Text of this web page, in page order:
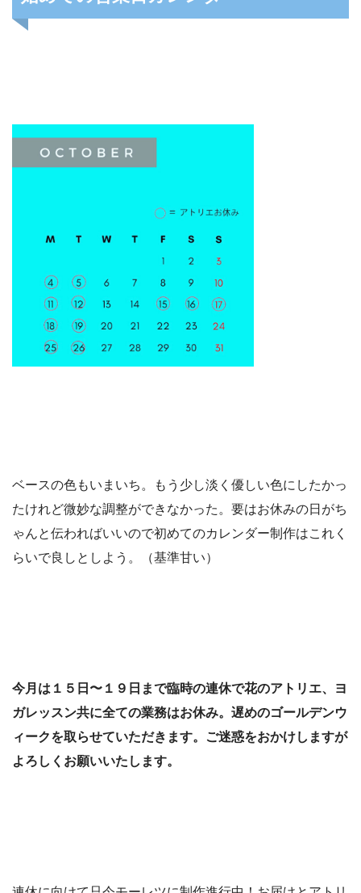
ベースの色もいまいち。もう少し淡く優しい色にしたかっ
たけれど微妙な調整ができなかった。要はお休みの日がち
ゃんと伝わればいいので初めてのカレンダー制作はこれく
らいで良しとしよう。（基準甘い）
今月は１５日〜１９日まで臨時の連休で花のアトリエ、ヨ
ガレッスン共に全ての業務はお休み。遅めのゴールデンウ
ィークを取らせていただきます。ご迷惑をおかけしますが
よろしくお願いいたします。